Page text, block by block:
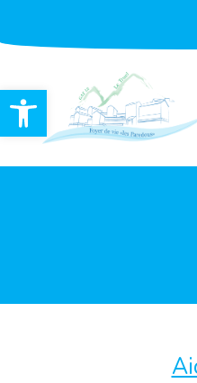
Ouvrir la barre d’outils